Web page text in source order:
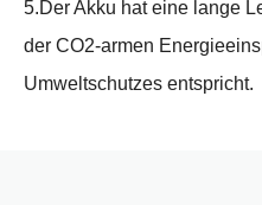
5.Der Akku hat eine lange
der CO2-armen
Umweltschutzes entspricht.